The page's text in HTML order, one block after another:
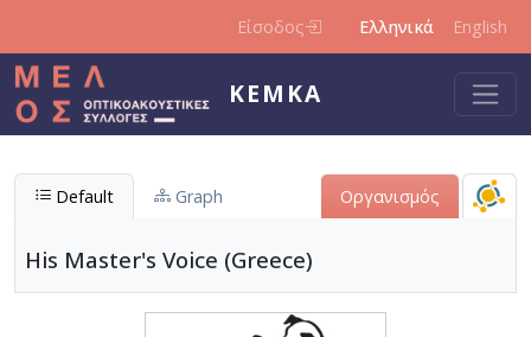
Είσοδος Ελληνικά English
ΚΕΜΚΑ
Default Graph Οργανισμός
His Master's Voice (Greece)